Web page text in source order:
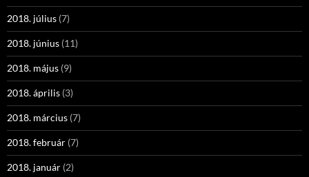
2018. július (7)
2018. június (11)
2018. május (9)
2018. április (3)
2018. március (7)
2018. február (7)
2018. január (2)